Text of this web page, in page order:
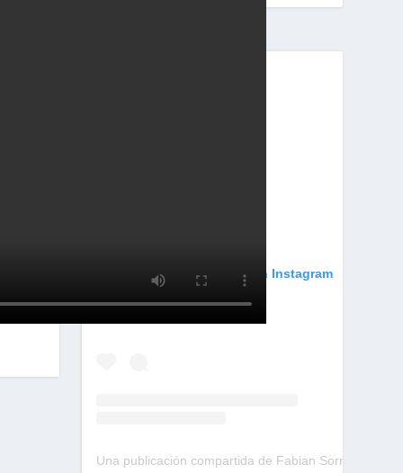
Ver esta publicación en Instagram